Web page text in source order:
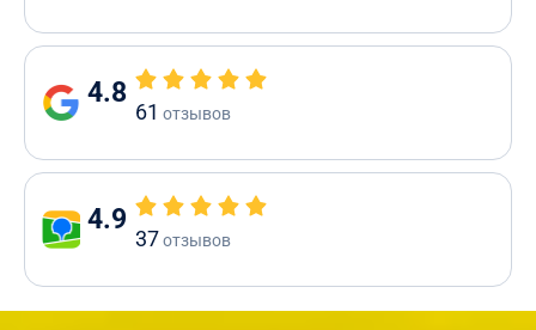
4.8
61 отзывов
4.9
37отзывов